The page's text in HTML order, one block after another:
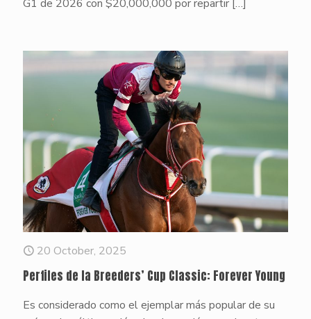
G1 de 2026 con $20,000,000 por repartir […]
20 October, 2025
Perfiles de la Breeders’ Cup Classic: Forever Young
Es considerado como el ejemplar más popular de su